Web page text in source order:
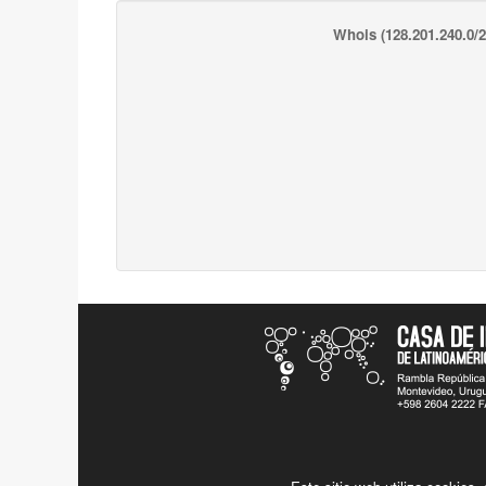
Whois (128.201.240.0/